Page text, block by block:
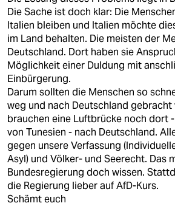
Die Sache ist doch klar: Die
Italien bleiben und Italien möchte
im Land behalten. Die meisten der
Deutschland. Dort haben sie
Möglichkeit einer Duldung mit
Einbürgerung.
Darum sollten die Menschen so
weg und nach Deutschland gebracht
brauchen eine Luftbrücke noch dort
von Tunesien - nach Deutschland.
gegen unsere Verfassung
Asyl) und Völker- und Seerecht. Das
Bundesregierung doch wissen.
die Regierung lieber auf AfD-Kurs.
Schämt euch